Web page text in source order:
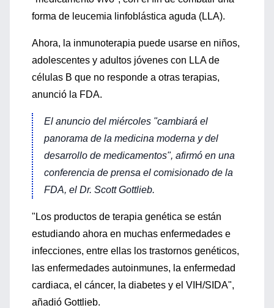
forma de leucemia linfoblástica aguda (LLA).
Ahora, la inmunoterapia puede usarse en niños,
adolescentes y adultos jóvenes con LLA de
células B que no responde a otras terapias,
anunció la FDA.
El anuncio del miércoles "cambiará el
panorama de la medicina moderna y del
desarrollo de medicamentos", afirmó en una
conferencia de prensa el comisionado de la
FDA, el Dr. Scott Gottlieb.
"Los productos de terapia genética se están
estudiando ahora en muchas enfermedades e
infecciones, entre ellas los trastornos genéticos,
las enfermedades autoinmunes, la enfermedad
cardiaca, el cáncer, la diabetes y el VIH/SIDA",
añadió Gottlieb.